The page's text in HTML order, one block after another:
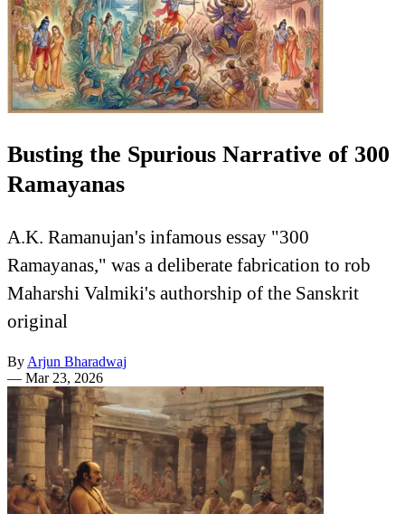
Busting the Spurious Narrative of 300
Ramayanas
A.K. Ramanujan's infamous essay "300
Ramayanas," was a deliberate fabrication to rob
Maharshi Valmiki's authorship of the Sanskrit
original
By Arjun Bharadwaj
— Mar 23, 2026